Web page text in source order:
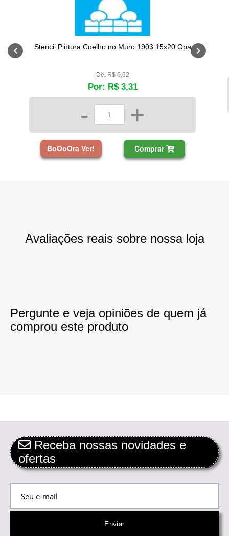
Stencil Pintura Coelho no Muro 1903 15x20 Opa
De: R$ 6,62
Por: R$ 3,31
- +
BoOoOra Ver! Comprar
Avaliações reais sobre nossa loja
Pergunte e veja opiniões de quem já
comprou este produto
Receba nossas novidades e
ofertas